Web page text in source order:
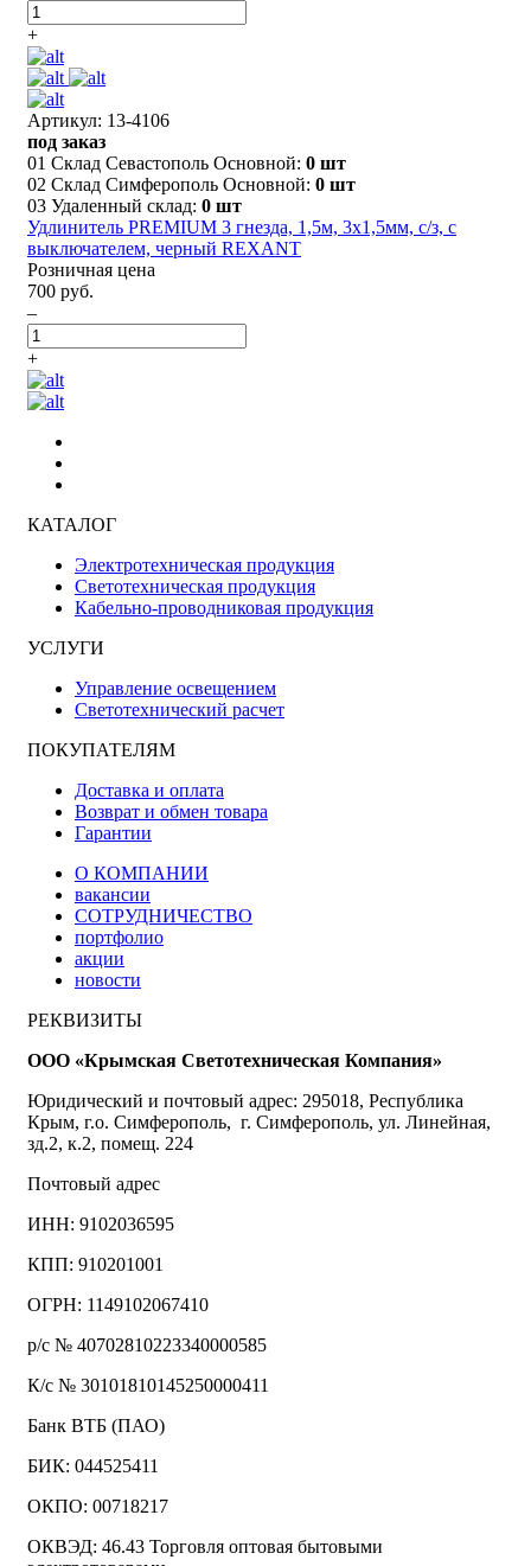
+
Артикул: 13-4106
под заказ
01 Склад Севастополь Основной: 0 шт
02 Склад Симферополь Основной: 0 шт
03 Удаленный склад: 0 шт
Удлинитель PREMIUM 3 гнезда, 1,5м, 3х1,5мм, с/з, с
выключателем, черный REXANT
Розничная цена
700 руб.
–
+
КАТАЛОГ
Электротехническая продукция
Светотехническая продукция
Кабельно-проводниковая продукция
УСЛУГИ
Управление освещением
Светотехнический расчет
ПОКУПАТЕЛЯМ
Доставка и оплата
Возврат и обмен товара
Гарантии
О КОМПАНИИ
вакансии
СОТРУДНИЧЕСТВО
портфолио
акции
новости
РЕКВИЗИТЫ
ООО «Крымская Светотехническая Компания»
Юридический и почтовый адрес: 295018, Республика
Крым, г.о. Симферополь, г. Симферополь, ул. Линейная,
зд.2, к.2, помещ. 224
Почтовый адрес
ИНН: 9102036595
КПП: 910201001
ОГРН: 1149102067410
р/с № 40702810223340000585
К/с № 30101810145250000411
Банк ВТБ (ПАО)
БИК: 044525411
ОКПО: 00718217
ОКВЭД: 46.43 Торговля оптовая бытовыми